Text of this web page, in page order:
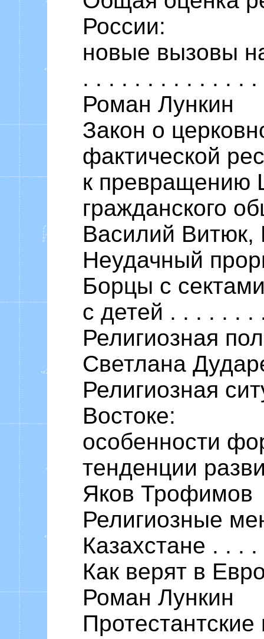
России:
новые вызовы
. . . . . . . . . . . . .
Роман Лункин
Закон о
фактической
к превращению
гражданского
Василий
Неудачный
Борцы с
с детей . . . . . . .
Религиозная
Светлана
Религиозная
Востоке:
особенности
тенденции
Яков Трофимов
Религиозные
Казахстане . . .
Как верят в
Роман Лункин